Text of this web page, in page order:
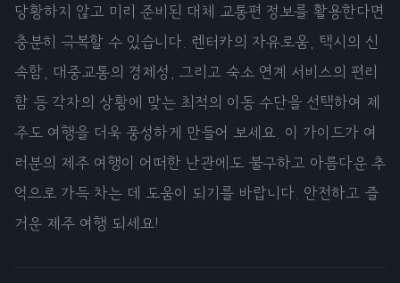
당황하지 않고 미리 준비된 대체 교통편 정보를 활용한다면
충분히 극복할 수 있습니다. 렌터카의 자유로움, 택시의 신
속함, 대중교통의 경제성, 그리고 숙소 연계 서비스의 편리
함 등 각자의 상황에 맞는 최적의 이동 수단을 선택하여 제
주도 여행을 더욱 풍성하게 만들어 보세요. 이 가이드가 여
러분의 제주 여행이 어떠한 난관에도 불구하고 아름다운 추
억으로 가득 차는 데 도움이 되기를 바랍니다. 안전하고 즐
거운 제주 여행 되세요!